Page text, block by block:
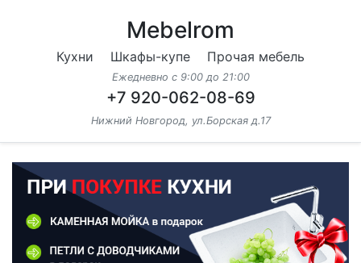
Mebelrom
Кухни Шкафы-купе Прочая мебель
Ежедневно с 9:00 до 21:00
+7 920-062-08-69
Нижний Новгород, ул.Борская д.17